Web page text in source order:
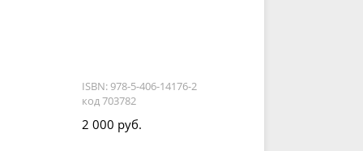
ISBN: 978-5-406-14176-2
код 703782
2 000 руб.